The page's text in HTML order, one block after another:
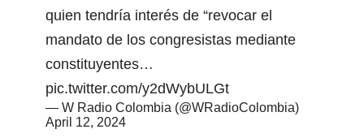
quien tendría interés de “revocar el
mandato de los congresistas mediante
constituyentes…
pic.twitter.com/y2dWybULGt
— W Radio Colombia (@WRadioColombia)
April 12, 2024